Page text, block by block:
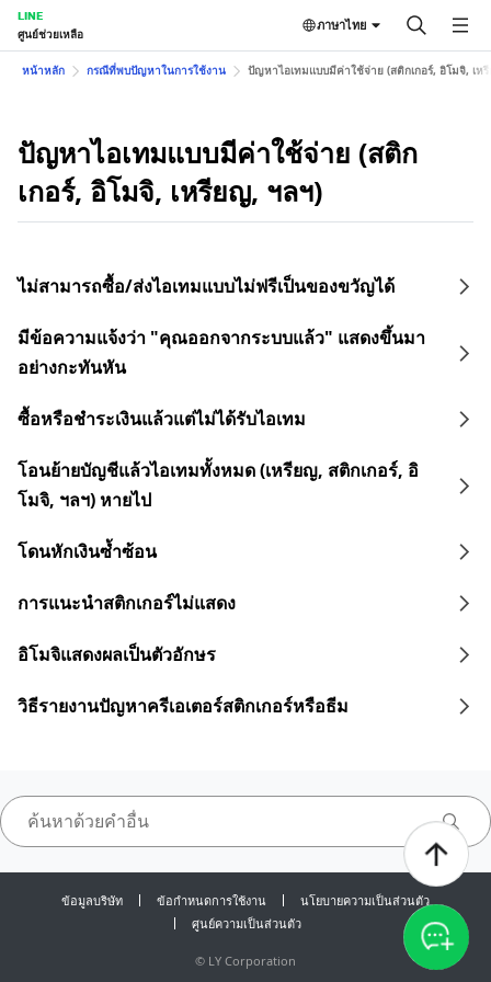
LINE
ศูนย์ช่วยเหลือ
ภาษาไทย
หน้าหลัก กรณีที่พบปัญหาในการใช้งาน ปัญหาไอเทมแบบมีค่าใช้จ่าย (สติกเกอร์, อิโมจิ, เห
ปัญหาไอเทมแบบมีค่าใช้จ่าย (สติก
เกอร์, อิโมจิ, เหรียญ, ฯลฯ)
ไม่สามารถซื้อ/ส่งไอเทมแบบไม่ฟรีเป็นของขวัญได้
มีข้อความแจ้งว่า "คุณออกจากระบบแล้ว" แสดงขึ้นมา
อย่างกะทันหัน
ซื้อหรือชำระเงินแล้วแต่ไม่ได้รับไอเทม
โอนย้ายบัญชีแล้วไอเทมทั้งหมด (เหรียญ, สติกเกอร์, อิ
โมจิ, ฯลฯ) หายไป
โดนหักเงินซ้ำซ้อน
การแนะนำสติกเกอร์ไม่แสดง
อิโมจิแสดงผลเป็นตัวอักษร
วิธีรายงานปัญหาครีเอเตอร์สติกเกอร์หรือธีม
ข้อมูลบริษัท ข้อกำหนดการใช้งาน
นโยบายความเป็นส่วนตัว
ศูนย์ความเป็นส่วนตัว
© LY Corporation